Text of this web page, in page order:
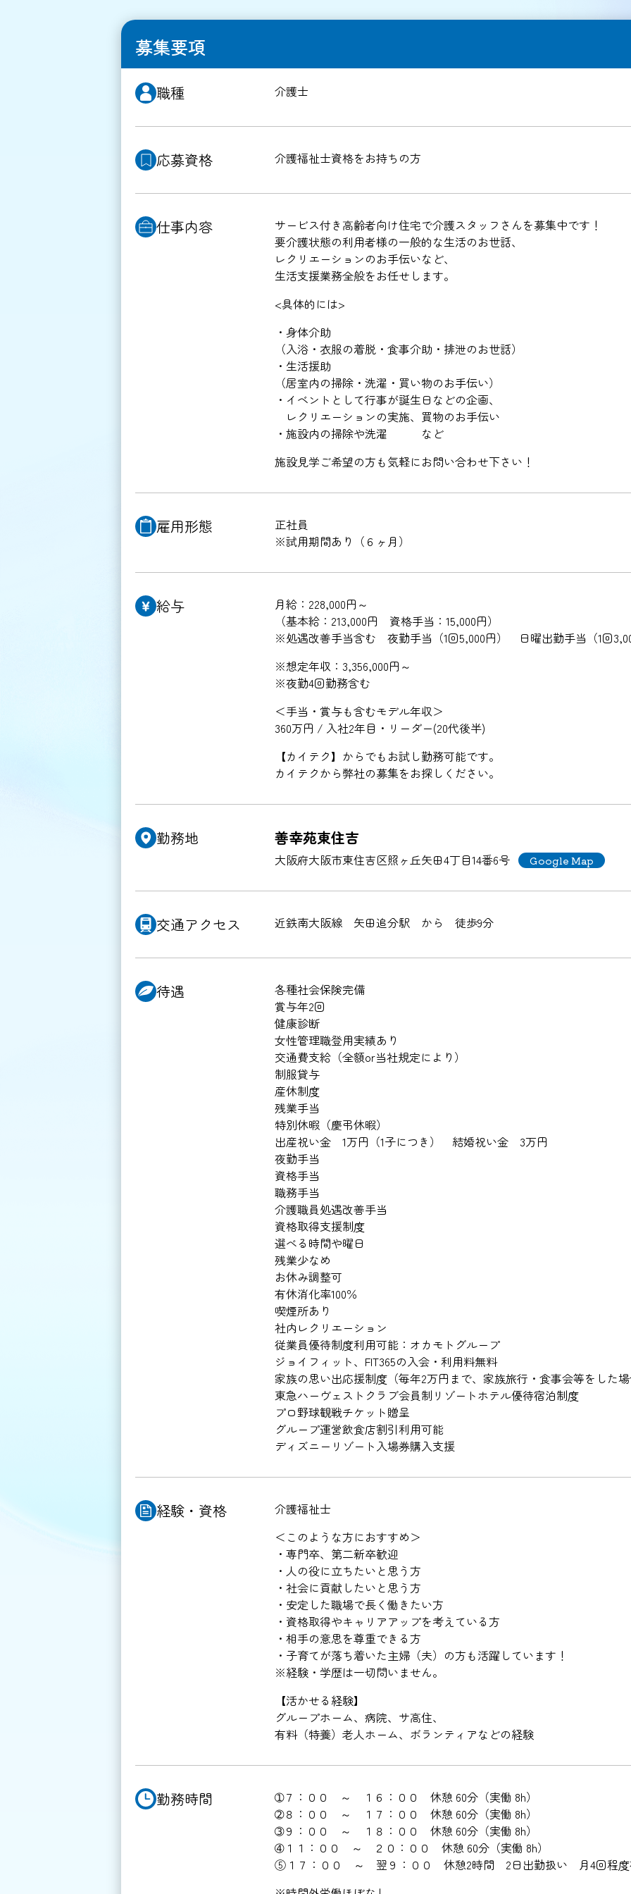
募集要項
職種 介護士
応募資格 介護福祉士資格をお持ちの方
仕事内容
サービス付き高齢者向け住宅で介護スタッフさんを募集中です！
要介護状態の利用者様の一般的な生活のお世話、
レクリエーションのお手伝いなど、
生活支援業務全般をお任せします。
<具体的には>
・身体介助
（入浴・衣服の着脱・食事介助・排泄のお世話）
・生活援助
（居室内の掃除・洗濯・買い物のお手伝い）
・イベントとして行事が誕生日などの企画、
レクリエーションの実施、買物のお手伝い
・施設内の掃除や洗濯 など
施設見学ご希望の方も気軽にお問い合わせ下さい！
雇用形態
正社員
※試用期間あり（６ヶ月）
給与
月給：228,000円～
（基本給：213,000円 資格手当：15,000円）
※処遇改善手当含む 夜勤手当（1回5,000円） 日曜出勤手当（1回
※想定年収：3,356,000円～
※夜勤4回勤務含む
＜手当・賞与も含むモデル年収＞
360万円 / 入社2年目・リーダー(20代後半)
【カイテク】からでもお試し勤務可能です。
カイテクから弊社の募集をお探しください。
勤務地 善幸苑東住吉
大阪府大阪市東住吉区照ヶ丘矢田4丁目14番6号 Google Map
交通アクセス 近鉄南大阪線 矢田追分駅 から 徒歩9分
待遇
各種社会保険完備
賞与年2回
健康診断
女性管理職登用実績あり
交通費支給（全額or当社規定により）
制服貸与
産休制度
残業手当
特別休暇（慶弔休暇）
出産祝い金 1万円（1子につき） 結婚祝い金 3万円
夜勤手当
資格手当
職務手当
介護職員処遇改善手当
資格取得支援制度
選べる時間や曜日
残業少なめ
お休み調整可
有休消化率100％
喫煙所あり
社内レクリエーション
従業員優待制度利用可能：オカモトグループ
ジョイフィット、FIT365の入会・利用料無料
家族の思い出応援制度（毎年2万円まで、家族旅行・食事会等をした
東急ハーヴェストクラブ会員制リゾートホテル優待宿泊制度
プロ野球観戦チケット贈呈
グループ運営飲食店割引利用可能
ディズニーリゾート入場券購入支援
経験・ 資格
介護福祉士
＜このような方におすすめ＞
・専門卒、第二新卒歓迎
・人の役に立ちたいと思う方
・社会に貢献したいと思う方
・安定した職場で長く働きたい方
・資格取得やキャリアアップを考えている方
・相手の意思を尊重できる方
・子育てが落ち着いた主婦（夫）の方も活躍しています！
※経験・学歴は一切問いません。
【活かせる経験】
グループホーム、病院、サ高住、
有料（特養）老人ホーム、ボランティアなどの経験
勤務時間
➀７：００ ～ １６：００ 休憩 60分（実働 8h）
➁８：００ ～ １７：００ 休憩 60分（実働 8h）
➂９：００ ～ １８：００ 休憩 60分（実働 8h）
➃１１：００ ～ ２０：００ 休憩 60分（実働 8h）
⑤１７：００ ～ 翌９：００ 休憩2時間 2日出勤扱い 月4回程度